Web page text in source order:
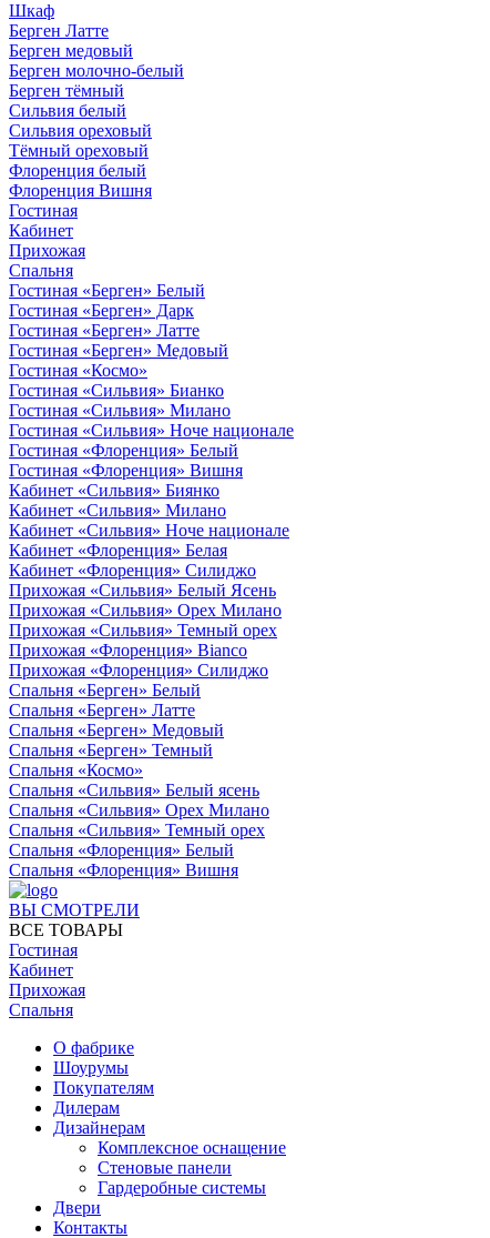
Шкаф
Берген Латте
Берген медовый
Берген молочно-белый
Берген тёмный
Сильвия белый
Сильвия ореховый
Тёмный ореховый
Флоренция белый
Флоренция Вишня
Гостиная
Кабинет
Прихожая
Спальня
Гостиная «Берген» Белый
Гостиная «Берген» Дарк
Гостиная «Берген» Латте
Гостиная «Берген» Медовый
Гостиная «Космо»
Гостиная «Сильвия» Бианко
Гостиная «Сильвия» Милано
Гостиная «Сильвия» Ноче национале
Гостиная «Флоренция» Белый
Гостиная «Флоренция» Вишня
Кабинет «Сильвия» Биянко
Кабинет «Сильвия» Милано
Кабинет «Сильвия» Ноче национале
Кабинет «Флоренция» Белая
Кабинет «Флоренция» Силиджо
Прихожая «Сильвия» Белый Ясень
Прихожая «Сильвия» Орех Милано
Прихожая «Сильвия» Темный орех
Прихожая «Флоренция» Bianco
Прихожая «Флоренция» Силиджо
Спальня «Берген» Белый
Спальня «Берген» Латте
Спальня «Берген» Медовый
Спальня «Берген» Темный
Спальня «Космо»
Спальня «Сильвия» Белый ясень
Спальня «Сильвия» Орех Милано
Спальня «Сильвия» Темный орех
Спальня «Флоренция» Белый
Спальня «Флоренция» Вишня
ВЫ СМОТРЕЛИ
ВСЕ ТОВАРЫ
Гостиная
Кабинет
Прихожая
Спальня
О фабрике
Шоурумы
Покупателям
Дилерам
Дизайнерам
Комплексное оснащение
Стеновые панели
Гардеробные системы
Двери
Контакты